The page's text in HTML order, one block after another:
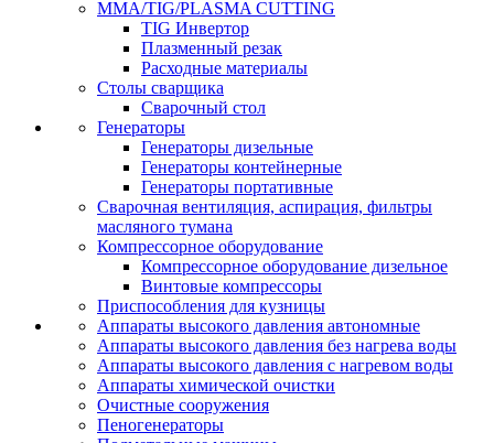
MMA/TIG/PLASMA CUTTING
TIG Инвертор
Плазменный резак
Расходные материалы
Столы сварщика
Сварочный стол
Генераторы
Генераторы дизельные
Генераторы контейнерные
Генераторы портативные
Сварочная вентиляция, аспирация, фильтры
масляного тумана
Компрессорное оборудование
Компрессорное оборудование дизельное
Винтовые компрессоры
Приспособления для кузницы
Аппараты высокого давления автономные
Аппараты высокого давления без нагрева воды
Аппараты высокого давления с нагревом воды
Аппараты химической очистки
Очистные сооружения
Пеногенераторы